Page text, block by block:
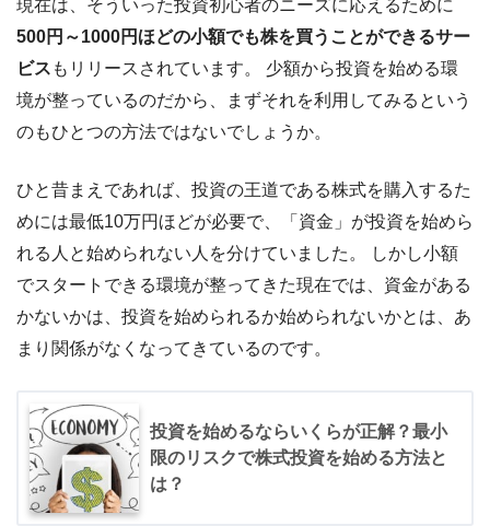
現在は、そういった投資初心者のニーズに応えるために
500円～1000円ほどの小額でも株を買うことができるサー
ビス もリリースされています。 少額から投資を始める環
境が整っているのだから、まずそれを利用してみるという
のもひとつの方法ではないでしょうか。
ひと昔まえであれば、投資の王道である株式を購入するた
めには最低10万円ほどが必要で、「資金」が投資を始めら
れる人と始められない人を分けていました。 しかし小額
でスタートできる環境が整ってきた現在では、資金がある
かないかは、投資を始められるか始められないかとは、あ
まり関係がなくなってきているのです。
投資を始めるならいくらが正解？最小
限のリスクで株式投資を始める方法と
は？